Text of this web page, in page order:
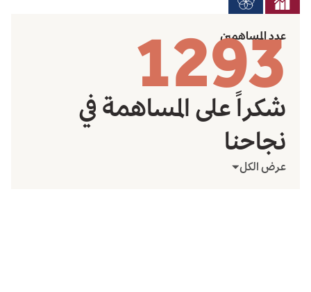
عدد المساهمين
1293
شكراً على المساهمة في
نجاحنا
عرض الكل